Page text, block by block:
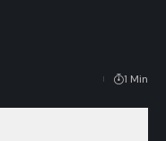
1 Min